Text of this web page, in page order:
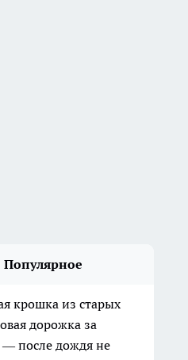
Популярное
крошка из старых
дорожка за
после дождя не